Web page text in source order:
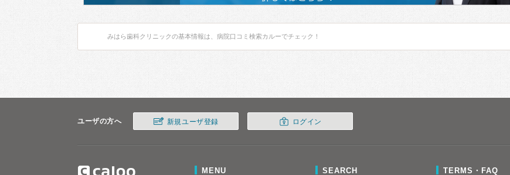
みはら歯科クリニックの基本情報は、病院口コミ検索カルーでチェック！
ユーザの方へ 新規ユーザ登録 ログイン
MENU SEARCH TERMS・FAQ